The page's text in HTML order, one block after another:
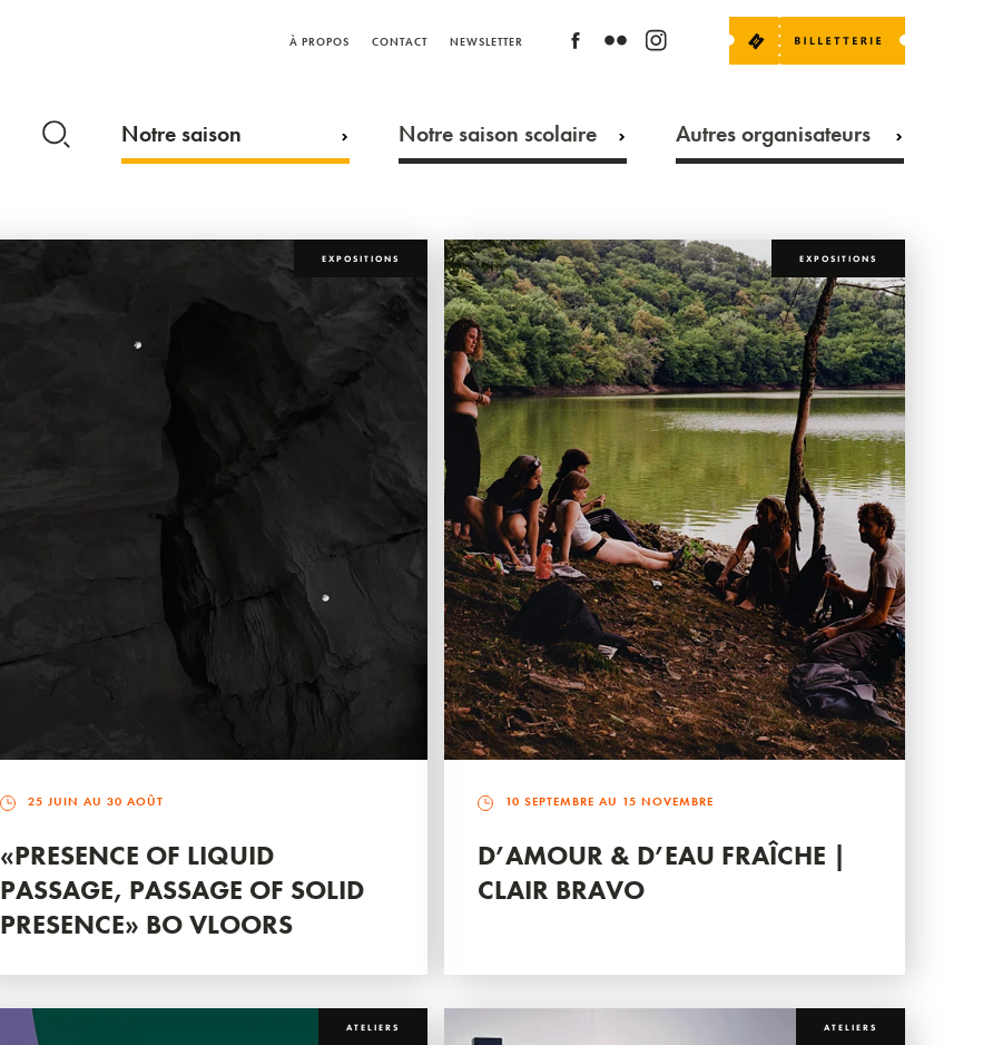
À PROPOS CONTACT NEWSLETTER
Notre saison Notre saison scolaire Autres organisateurs
EXPOSITIONS
25 JUIN AU 30 AOÛT
«PRESENCE OF LIQUID
PASSAGE, PASSAGE OF SOLID
PRESENCE» BO VLOORS
EXPOSITIONS
10 SEPTEMBRE AU 15 NOVEMBRE
D’AMOUR & D’EAU FRAÎCHE |
CLAIR BRAVO
ATELIERS ATELIERS